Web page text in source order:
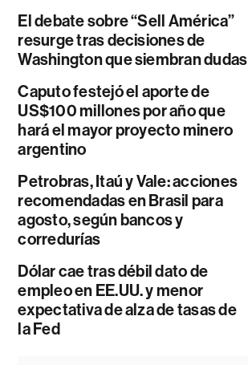
El debate sobre “Sell América”
resurge tras decisiones de
Washington que siembran dudas
Caputo festejó el aporte de
US$100 millones por año que
hará el mayor proyecto minero
argentino
Petrobras, Itaú y Vale: acciones
recomendadas en Brasil para
agosto, según bancos y
corredurías
Dólar cae tras débil dato de
empleo en EE.UU. y menor
expectativa de alza de tasas de
la Fed